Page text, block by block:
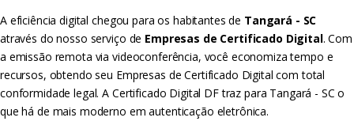
A eficiência digital chegou para os habitantes de Tangará - SC
através do nosso serviço de Empresas de Certificado Digital. Com
a emissão remota via videoconferência, você economiza tempo e
recursos, obtendo seu Empresas de Certificado Digital com total
conformidade legal. A Certificado Digital DF traz para Tangará - SC o
que há de mais moderno em autenticação eletrônica.